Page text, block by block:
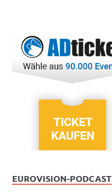
EUROVISION-PODCAST